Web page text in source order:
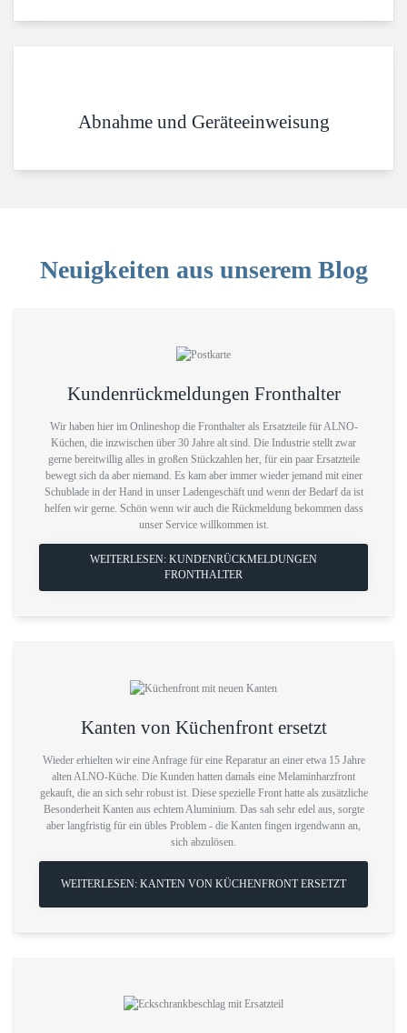
Abnahme und Geräteeinweisung
Neuigkeiten aus unserem Blog
Kundenrückmeldungen Fronthalter
Wir haben hier im Onlineshop die Fronthalter als Ersatzteile für ALNO-
Küchen, die inzwischen über 30 Jahre alt sind. Die Industrie stellt zwar
gerne bereitwillig alles in großen Stückzahlen her, für ein paar Ersatzteile
bewegt sich da aber niemand. Es kam aber immer wieder jemand mit einer
Schublade in der Hand in unser Ladengeschäft und wenn der Bedarf da ist
helfen wir gerne. Schön wenn wir auch die Rückmeldung bekommen dass
unser Service willkommen ist.
WEITERLESEN: KUNDENRÜCKMELDUNGEN
FRONTHALTER
Kanten von Küchenfront ersetzt
Wieder erhielten wir eine Anfrage für eine Reparatur an einer etwa 15 Jahre
alten ALNO-Küche. Die Kunden hatten damals eine Melaminharzfront
gekauft, die an sich sehr robust ist. Diese spezielle Front hatte als zusätzliche
Besonderheit Kanten aus echtem Aluminium. Das sah sehr edel aus, sorgte
aber langfristig für ein übles Problem - die Kanten fingen irgendwann an,
sich abzulösen.
WEITERLESEN: KANTEN VON KÜCHENFRONT ERSETZT